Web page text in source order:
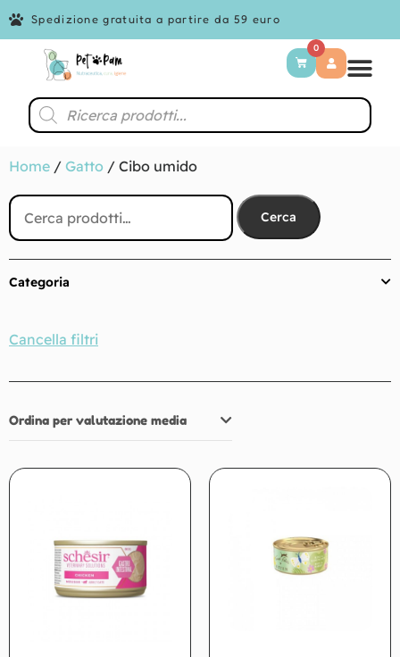
Spedizione gratuita a partire da 59 euro
0
Home / Gatto / Cibo umido
Cerca
Categoria
Cancella filtri
Ordina per valutazione media